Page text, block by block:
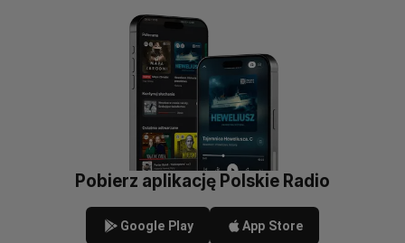
Pobierz aplikację Polskie Radio
Google Play App Store